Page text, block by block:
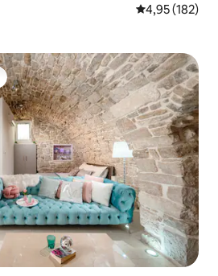
Vidutinis
4,95 (182)